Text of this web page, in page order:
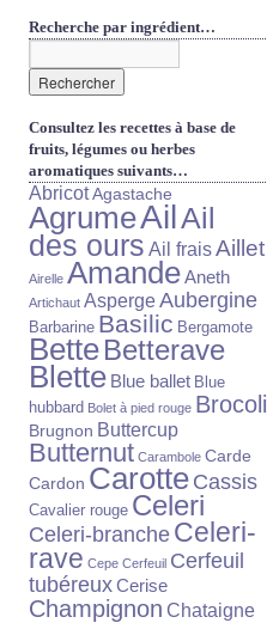
Recherche par ingrédient…
Consultez les recettes à base de
fruits, légumes ou herbes
aromatiques suivants…
AbricotAgastache
AgrumeAilAil
des ours Ail fraisAillet
Airelle AmandeAneth
Artichaut AspergeAubergine
Barbarine Basilic Bergamote
BetteBetterave
Blette Blue ballet Blue
hubbard Bolet à pied rouge Brocoli
Brugnon Buttercup
Butternut Carambole Carde
Cardon Carotte Cassis
Cavalier rouge Celeri
Celeri-branche Celeri-
rave Cepe Cerfeuil Cerfeuil
tubéreuxCerise
Champignon Chataigne